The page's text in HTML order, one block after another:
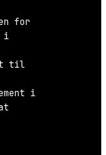
for
i
til
i